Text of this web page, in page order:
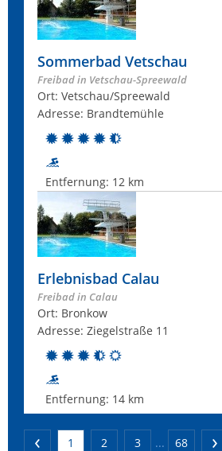
Sommerbad Vetschau
Freibad in Vetschau-Spreewald
Ort: Vetschau/Spreewald
Adresse: Brandtemühle
Entfernung: 12 km
Erlebnisbad Calau
Freibad in Calau
Ort: Bronkow
Adresse: Ziegelstraße 11
Entfernung: 14 km
1 2 3 ... 68